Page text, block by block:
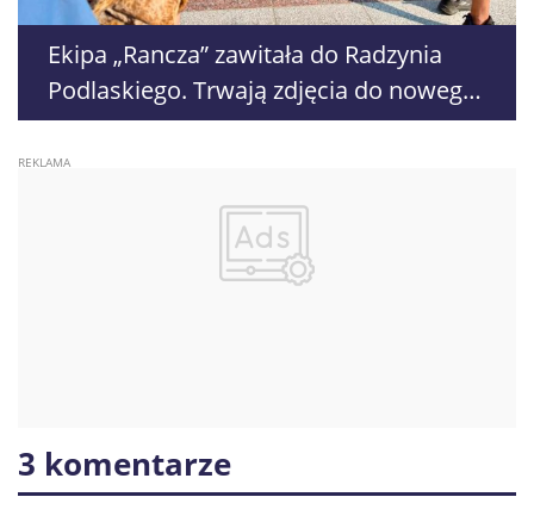
Ekipa „Rancza” zawitała do Radzynia
Podlaskiego. Trwają zdjęcia do nowego
sezonu serialu
3 komentarze